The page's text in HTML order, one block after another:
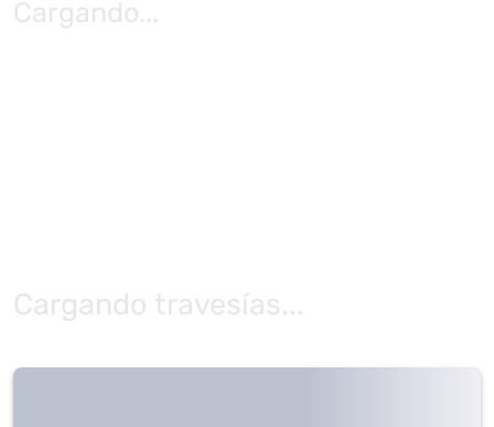
Cargando...
Cargando travesías...